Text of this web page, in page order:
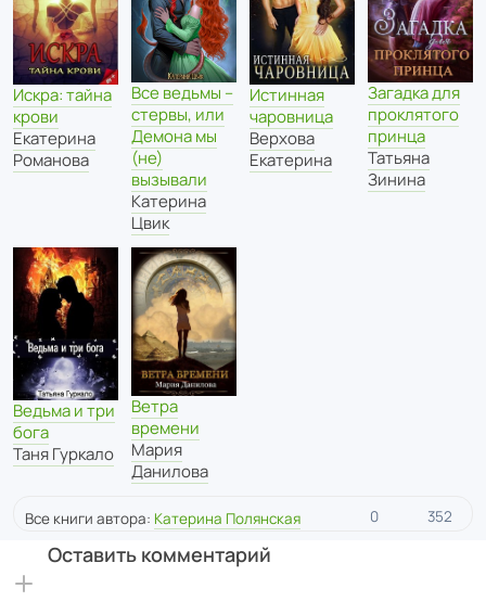
Искра: тайна
крови
Екатерина
Романова
Все ведьмы –
стервы, или
Демона мы
(не)
вызывали
Катерина
Цвик
Истинная
чаровница
Верхова
Екатерина
Загадка для
проклятого
принца
Татьяна
Зинина
Ведьма и три
бога
Таня Гуркало
Ветра
времени
Мария
Данилова
Все книги автора: Катерина Полянская 0 352
Оставить комментарий